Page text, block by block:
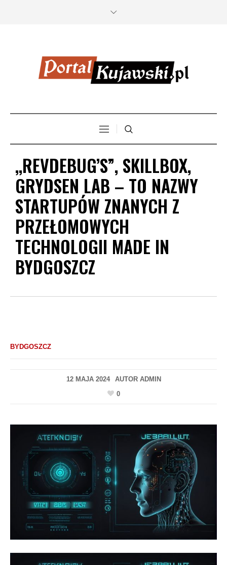
,,REVDEBUG’S”, SKILLBOX,
GRYDSEN LAB – TO NAZWY
STARTUPÓW ZNANYCH Z
PRZEŁOMOWYCH
TECHNOLOGII MADE IN
BYDGOSZCZ
BYDGOSZCZ
12 MAJA 2024 AUTOR ADMIN
0